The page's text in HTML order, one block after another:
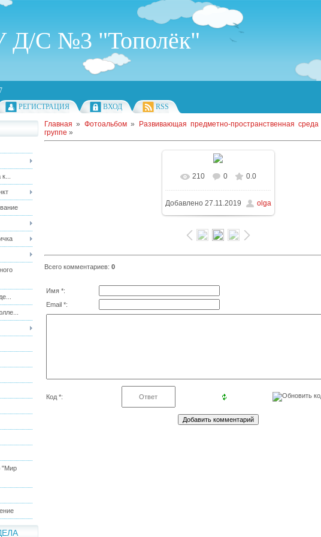
С №3 "Тополёк"
РЕГИСТРАЦИЯ ВХОД RSS
"Мир
Главная » Фотоальбом» Развивающая предметно-пространственная среда
группе »
В реальном размере
600x400/ 110.9Kb
210 0 0.0
Добавлено27.11.2019 olga
Всего комментариев: 0
Имя *:
Email *:
Код *: